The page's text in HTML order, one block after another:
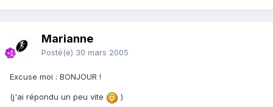
Marianne
Posté(e) 30 mars 2005
Excuse moi : BONJOUR !
(j'ai répondu un peu vite )